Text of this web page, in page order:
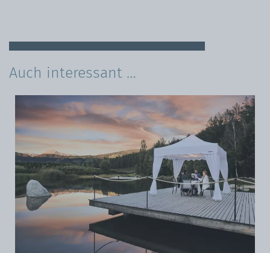
Auch interessant …